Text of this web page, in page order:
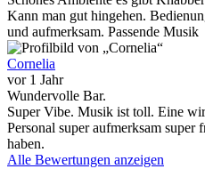
Kann man gut hingehen.
und aufmerksam. Passende Musik
Cornelia
vor 1 Jahr
Wundervolle Bar.
Super Vibe. Musik ist toll. Eine
Personal super aufmerksam
haben.
Alle Bewertungen anzeigen